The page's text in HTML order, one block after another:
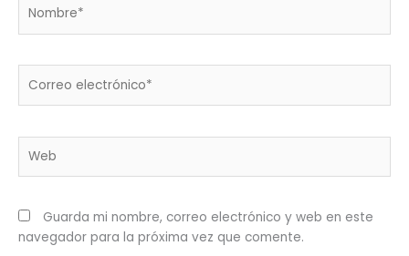
electrónico*
Guarda mi nombre, correo electrónico y web en este
navegador para la próxima vez que comente.